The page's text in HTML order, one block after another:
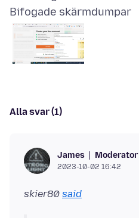
Bifogade skärmdumpar
Alla svar (1)
James Moderator
2023-10-02 16:42
skier80 said